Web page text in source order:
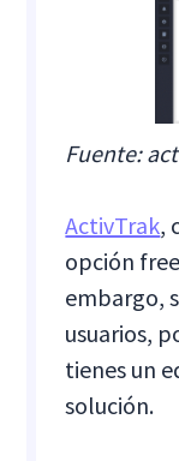
Fuente:
ActivTrak,
opción
embargo,
usuarios,
tienes un
solución.